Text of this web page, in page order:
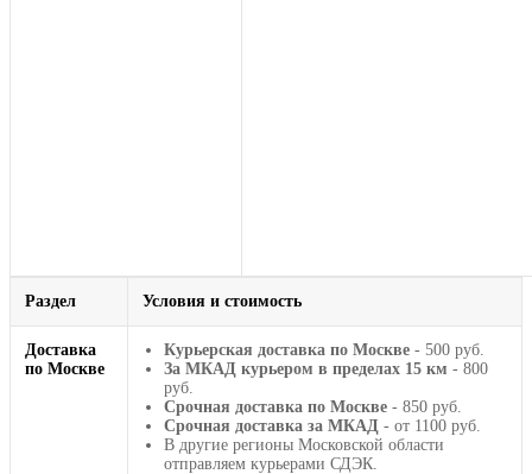
Раздел Условия и стоимость
Доставка
по Москве
Курьерская доставка по Москве - 500 руб.
За МКАД курьером в пределах 15 км - 800
руб.
Срочная доставка по Москве - 850 руб.
Срочная доставка за МКАД - от 1100 руб.
В другие регионы Московской области
отправляем курьерами СДЭК.